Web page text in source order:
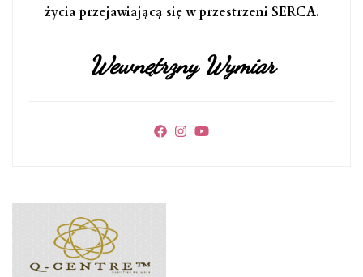
życia przejawiającą się w przestrzeni SERCA.
Wewnętrzny Wymiar